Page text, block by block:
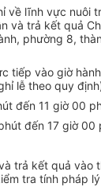
về lĩnh vực nuôi
và trả kết quả
phường 8,
tiếp vào giờ
lễ theo quy
đến 11 giờ 00
đến 17 giờ 00
trả kết quả vào
tra tính pháp